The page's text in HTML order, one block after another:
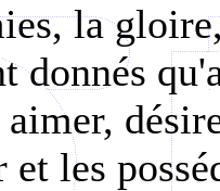
la
donnés
les